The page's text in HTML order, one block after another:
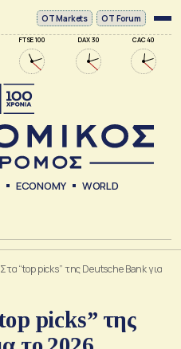
FTSE 100 DAX 30 CAC 40
ΟΤ Markets OT Forum
ECONOMY WORLD
“top picks” της Deutsche Bank για
picks” της